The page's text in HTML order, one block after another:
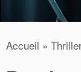
Accueil »